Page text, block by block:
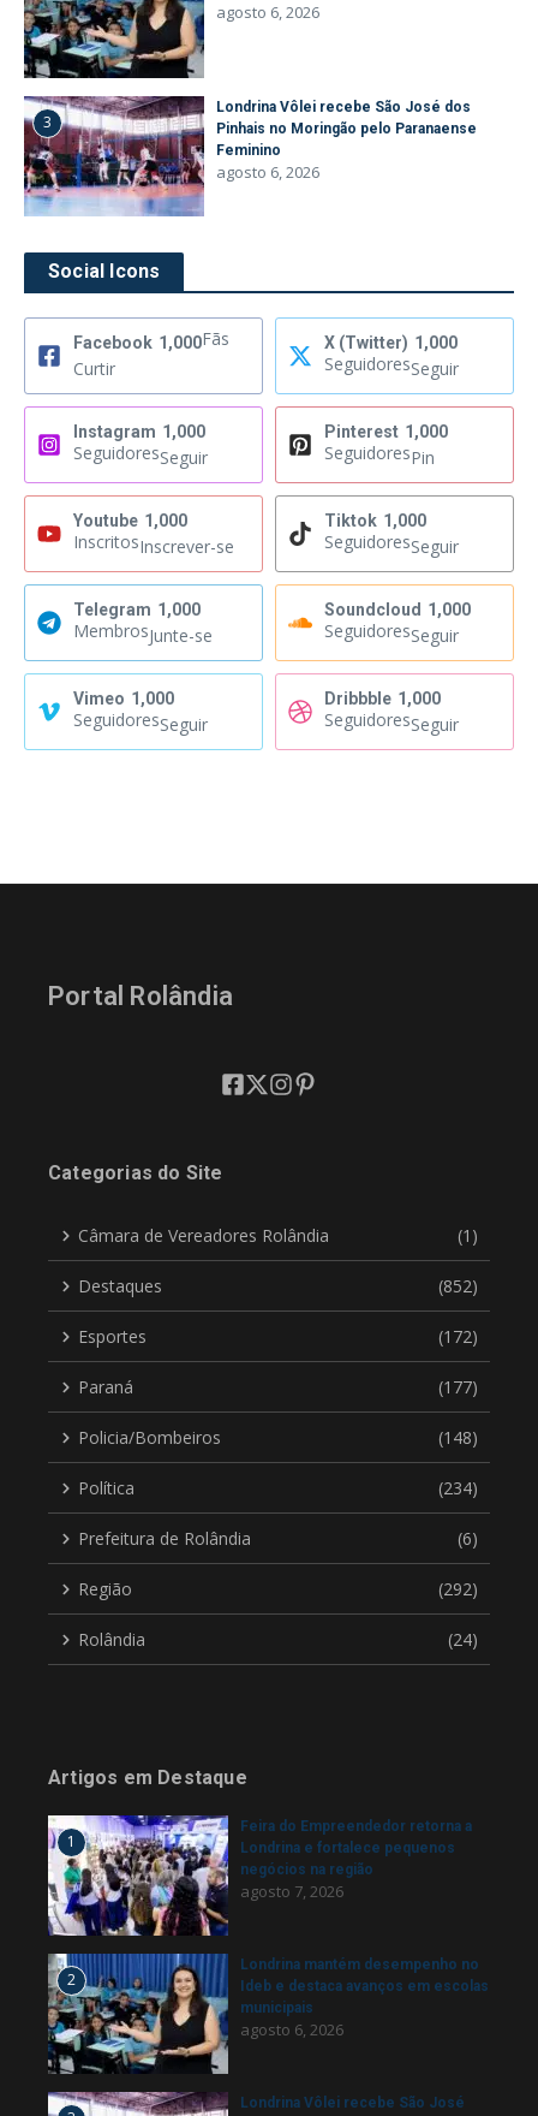
agosto 6, 2026
3
Londrina Vôlei recebe São José dos
Pinhais no Moringão pelo Paranaense
Feminino
agosto 6, 2026
Social Icons
Facebook 1,000Fãs
Curtir
X (Twitter) 1,000
SeguidoresSeguir
Instagram 1,000
SeguidoresSeguir
Pinterest 1,000
SeguidoresPin
Youtube 1,000
InscritosInscrever-se
Tiktok 1,000
SeguidoresSeguir
Telegram 1,000
MembrosJunte-se
Soundcloud 1,000
SeguidoresSeguir
Vimeo 1,000
SeguidoresSeguir
Dribbble 1,000
SeguidoresSeguir
Portal Rolândia
Categorias do Site
Câmara de Vereadores Rolândia (1)
Destaques (852)
Esportes (172)
Paraná (177)
Policia/Bombeiros (148)
Política (234)
Prefeitura de Rolândia (6)
Região (292)
Rolândia (24)
Artigos em Destaque
1
Feira do Empreendedor retorna a
Londrina e fortalece pequenos
negócios na região
agosto 7, 2026
2
Londrina mantém desempenho no
Ideb e destaca avanços em escolas
municipais
agosto 6, 2026
Londrina Vôlei recebe São José